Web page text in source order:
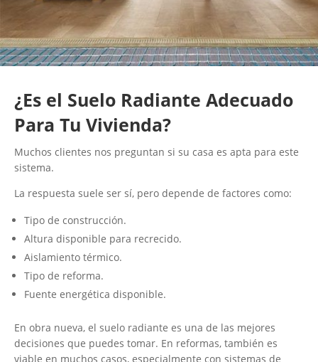
¿Es el Suelo Radiante Adecuado
Para Tu Vivienda?
Muchos clientes nos preguntan si su casa es apta para este
sistema.
La respuesta suele ser sí, pero depende de factores como:
Tipo de construcción.
Altura disponible para recrecido.
Aislamiento térmico.
Tipo de reforma.
Fuente energética disponible.
En obra nueva, el suelo radiante es una de las mejores
decisiones que puedes tomar. En reformas, también es
viable en muchos casos, especialmente con sistemas de